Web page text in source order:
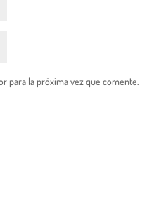
para la próxima vez que comente.